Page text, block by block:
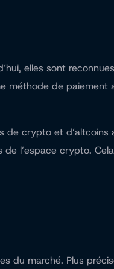
elles sont
méthode de
de crypto et
l’espace crypto.
du marché. Plus